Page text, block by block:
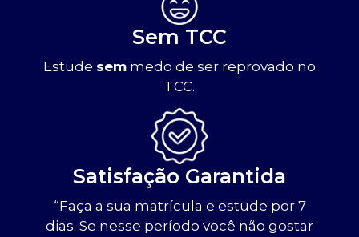
Sem TCC
Estude sem medo de ser reprovado no
TCC.
Satisfação Garantida
“Faça a sua matrícula e estude por 7
dias. Se nesse período você não gostar